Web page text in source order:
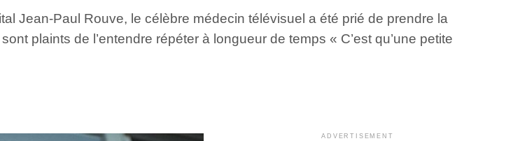
Jean-Paul Rouve, le célèbre médecin télévisuel a été prié de prendre la
plaints de l’entendre répéter à longueur de temps « C’est qu’une petite
ADVERTISEMENT